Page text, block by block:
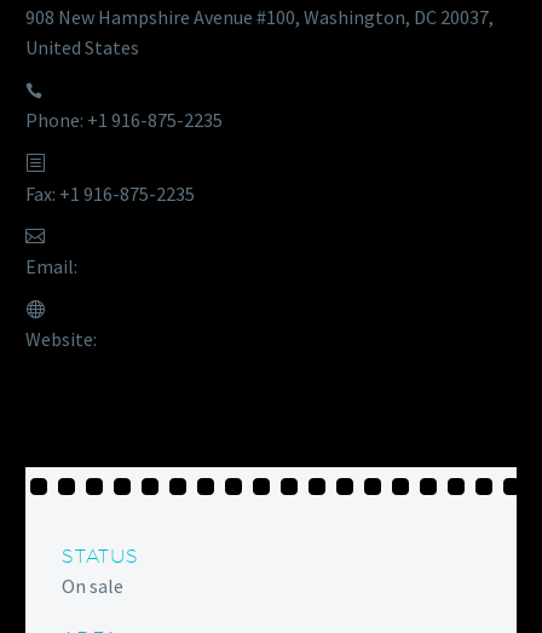
908 New Hampshire Avenue #100, Washington, DC 20037,
United States
Phone: +1 916-875-2235
Fax: +1 916-875-2235
Email:
Website:
STATUS
On sale